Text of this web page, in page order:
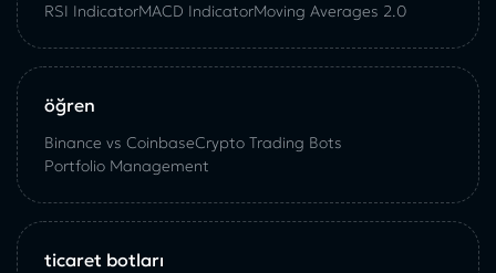
RSI IndicatorMACD IndicatorMoving Averages 2.0
öğren
Binance vs CoinbaseCrypto Trading Bots
Portfolio Management
ticaret botları